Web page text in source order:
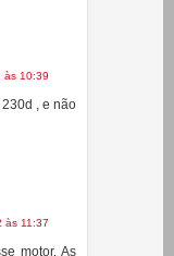
coisa em
cima da
10:39
, e não